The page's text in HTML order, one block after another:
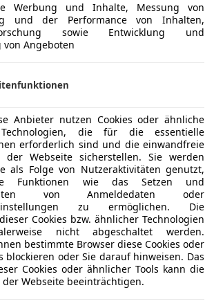
passende fahrbahre Untersatz zur
er häufig nur an heißen
für den Weg vom See bzw. Strand bis
wird, sind diese Fahrzeuge beliebt
Strandbuggy gab es in den
Werbung und Inhalte, Messung von
und der Performance von Inhalten,
sowie Entwicklung und
von Angeboten
Anbieter nutzen Cookies oder ähnliche
die für die essentielle
erforderlich sind und die einwandfreie
der Webseite sicherstellen. Sie werden
als Folge von Nutzeraktivitäten genutzt,
Funktionen wie das Setzen und
von Anmeldedaten oder
zu ermöglichen. Die
Cookies bzw. ähnlicher Technologien
nicht abgeschaltet werden.
bestimmte Browser diese Cookies oder
blockieren oder Sie darauf hinweisen. Das
Cookies oder ähnlicher Tools kann die
Webseite beeinträchtigen.